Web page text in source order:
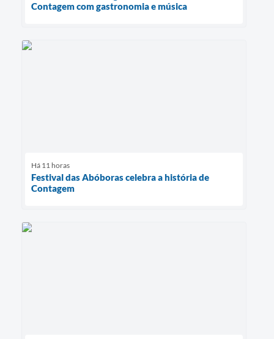
Contagem com gastronomia e música
Há 11 horas
Festival das Abóboras celebra a história de
Contagem